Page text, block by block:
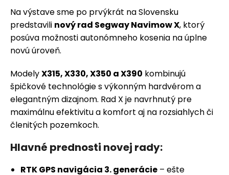
Na výstave sme po prvýkrát na Slovensku
predstavili nový rad Segway Navimow X, ktorý
posúva možnosti autonómneho kosenia na úplne
novú úroveň.
ModelyX315, X330, X350 a X390 kombinujú
špičkové technológie s výkonným hardvérom a
elegantným dizajnom. Rad X je navrhnutý pre
maximálnu efektivitu a komfort aj na rozsiahlych či
členitých pozemkoch.
Hlavné prednosti novej rady:
RTK GPS navigácia 3. generácie – ešte
O
d
o
r
ú
č
a
m
e